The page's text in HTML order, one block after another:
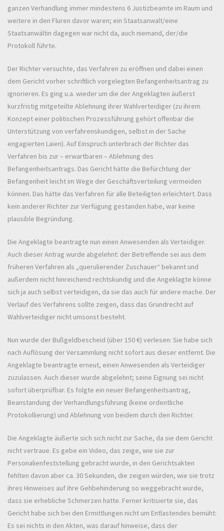
ganzen Verhandlung immer mindestens 6 Justizbeamte im Raum und
weitere in den Fluren davor waren; ein Staatsanwalt/eine
Staatsanwältin dagegen war nicht da, auch niemand, der/die
Protokoll führte.
Der Richter versuchte, das Verfahren zu eröffnen und dabei einen
dem Gericht vorher schriftlich vorgelegten Befangenheitsantrag zu
ignorieren. Es ging u.a. wieder um die der Angeklagten äußerst
kurzfristig mitgeteilte Ablehnung ihrer Wahlverteidiger (zu ihrem
Konzept einer politischen Prozessführung gehört offenbar die
Unterstützung von verfahrenskundigen, selbst in der Sache
engagierten Laien). Auf Einspruch unterbrach der Richter das
Verfahren bis zur – erwartbaren – Ablehnung des
Befangenheitsantrags. Das Gericht hätte die Befürchtung der
Befangenheit leicht im Wege der Geschäftsverteilung vermeiden
können. Das hätte das Verfahren für alle Beteiligten erleichtert. Dass
kein anderer Richter zur Verfügung gestanden habe, war keine
plausible Begründung.
Die Angeklagte beantragte nun einen Anwesenden als Verteidiger.
Auch dieser Antrag wurde abgelehnt: der Betreffende sei aus dem
früheren Verfahren als „querulierender Zuschauer“ bekannt und
außerdem nicht hinreichend rechtskundig und die Angeklagte könne
sich ja auch selbst verteidigen, da sie das auch für andere mache. Der
Verlauf des Verfahrens sollte zeigen, dass das Grundrecht auf
Wahlverteidiger nicht umsonst besteht.
Nun wurde der Bußgeldbescheid (über 150 €) verlesen: Sie habe sich
nach Auflösung der Versammlung nicht sofort aus dieser entfernt. Die
Angeklagte beantragte erneut, einen Anwesenden als Verteidiger
zuzulassen. Auch dieser wurde abgelehnt; seine Eignung sei nicht
sofort überprüfbar. Es folgte ein neuer Befangenheitsantrag,
Beanstandung der Verhandlungsführung (keine ordentliche
Protokollierung) und Ablehnung von beidem durch den Richter.
Die Angeklagte äußerte sich sich nicht zur Sache, da sie dem Gericht
nicht vertraue. Es gebe ein Video, das zeige, wie sie zur
Personalienfeststellung gebracht wurde, in den Gerichtsakten
fehlten davon aber ca. 30 Sekunden, die zeigen würden, wie sie trotz
ihres Hinweises auf ihre Gehbehinderung so weggebracht wurde,
dass sie erhebliche Schmerzen hatte. Ferner kritisierte sie, das
Gericht habe sich bei den Ermittlungen nicht um Entlastendes bemüht:
Es sei nichts in den Akten, was darauf hinweise, dass der